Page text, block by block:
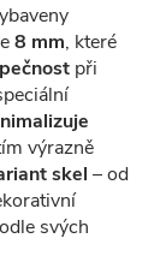
8 mm, které
při
výrazně
skel – od
svých